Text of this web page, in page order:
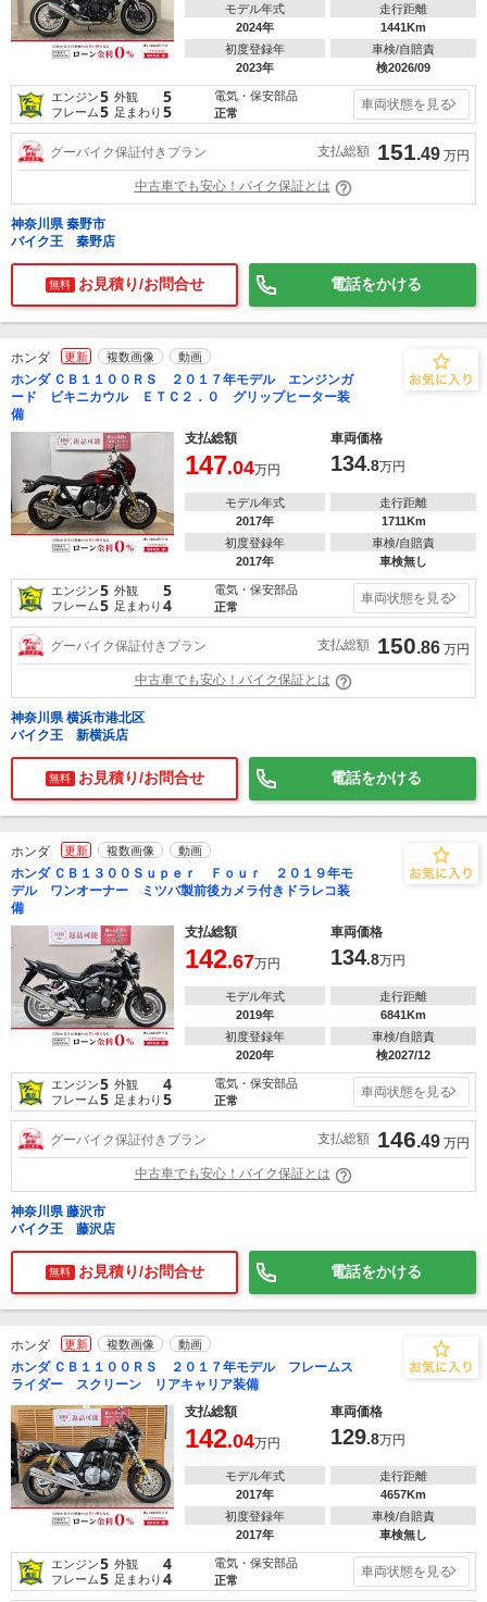
モデル年式
2024年
走行距離
1441Km
初度登録年
2023年
車検/自賠責
検2026/09
エンジン5 外観 5
フレーム5 足まわり 5
電気・保安部品
正常
車両状態を見る
グーバイク保証付きプラン 支払総額 151.49 万円
中古車でも安心！バイク保証とは
神奈川県 秦野市
バイク王 秦野店
無料 お見積り/お問合せ 電話をかける
ホンダ 更新 複数画像 動画
ホンダ ＣＢ１１００ＲＳ ２０１７年モデル エンジンガ
ード ビキニカウル ＥＴＣ２．０ グリップヒーター装
備
支払総額
車両価格
147.04万円 134.8万円
モデル年式
2017年
走行距離
1711Km
初度登録年
2017年
車検/自賠責
車検無し
エンジン5 外観 5
フレーム5 足まわり 4
電気・保安部品
正常
車両状態を見る
グーバイク保証付きプラン 支払総額 150.86 万円
中古車でも安心！バイク保証とは
神奈川県 横浜市港北区
バイク王 新横浜店
無料 お見積り/お問合せ 電話をかける
ホンダ 更新 複数画像 動画
ホンダ ＣＢ１３００Ｓｕｐｅｒ Ｆｏｕｒ ２０１９年モ
デル ワンオーナー ミツバ製前後カメラ付きドラレコ装
備
支払総額
車両価格
142.67万円 134.8万円
モデル年式
2019年
走行距離
6841Km
初度登録年
2020年
車検/自賠責
検2027/12
エンジン5 外観 4
フレーム5 足まわり 5
電気・保安部品
正常
車両状態を見る
グーバイク保証付きプラン 支払総額 146.49 万円
中古車でも安心！バイク保証とは
神奈川県 藤沢市
バイク王 藤沢店
無料 お見積り/お問合せ 電話をかける
ホンダ 更新 複数画像 動画
ホンダ ＣＢ１１００ＲＳ ２０１７年モデル フレームス
ライダー スクリーン リアキャリア装備
支払総額
車両価格
142.04万円 129.8万円
モデル年式
2017年
走行距離
4657Km
初度登録年
2017年
車検/自賠責
車検無し
エンジン5 外観 4
フレーム5 足まわり 4
電気・保安部品
正常
車両状態を見る